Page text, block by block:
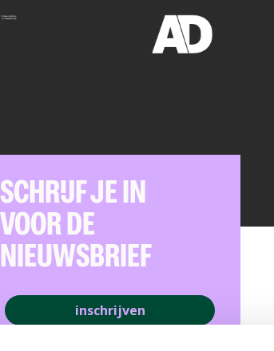
SCHRIJF JE IN
VOOR DE
NIEUWSBRIEF
inschrijven